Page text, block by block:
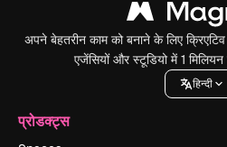
अपने बेहतरीन काम को बनाने के लिए
एजेंसियों और स्टूडियो में 1
हिन्दी
प्रोडक्ट्स